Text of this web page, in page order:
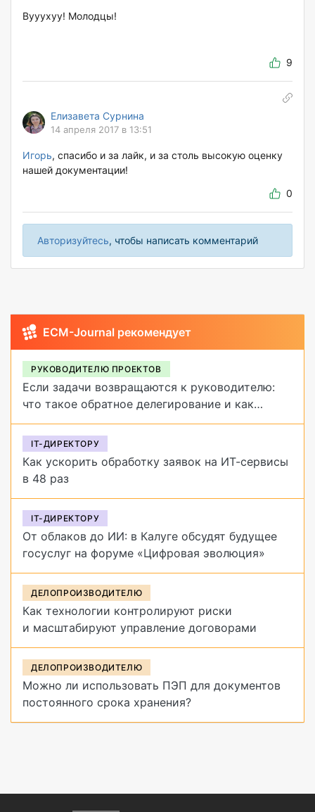
Вууухуу! Молодцы!
9
Елизавета Сурнина
14 апреля 2017 в 13:51
Игорь, спасибо и за лайк, и за столь высокую оценку
нашей документации!
0
Авторизуйтесь, чтобы написать комментарий
ECM-Journal рекомендует
РУКОВОДИТЕЛЮ ПРОЕКТОВ
Если задачи возвращаются к руководителю:
что такое обратное делегирование и как
от него избавиться
IT-ДИРЕКТОРУ
Как ускорить обработку заявок на ИТ-сервисы
в 48 раз
IT-ДИРЕКТОРУ
От облаков до ИИ: в Калуге обсудят будущее
госуслуг на форуме «Цифровая эволюция»
ДЕЛОПРОИЗВОДИТЕЛЮ
Как технологии контролируют риски
и масштабируют управление договорами
ДЕЛОПРОИЗВОДИТЕЛЮ
Можно ли использовать ПЭП для документов
постоянного срока хранения?